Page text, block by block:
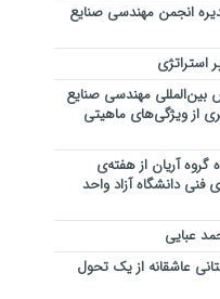
انجمن مهندسی صنایع
استراتژی
بین‌المللی مهندسی صنایع
از ویژگی‌های ماهیتی
گروه آریان از هفته‌ی
دانشگاه آزاد واحد
عبایی
عاشقانه از یک تحول